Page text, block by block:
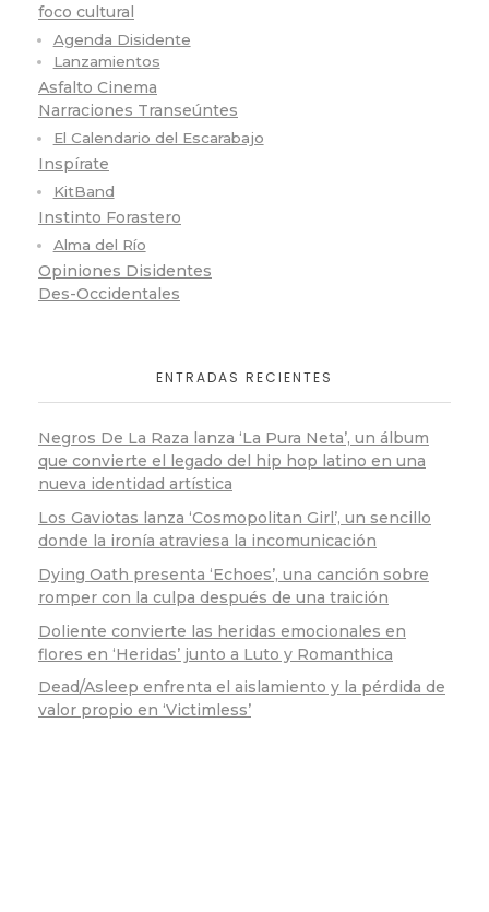
foco cultural
Agenda Disidente
Lanzamientos
Asfalto Cinema
Narraciones Transeúntes
El Calendario del Escarabajo
Inspírate
KitBand
Instinto Forastero
Alma del Río
Opiniones Disidentes
Des-Occidentales
ENTRADAS RECIENTES
Negros De La Raza lanza ‘La Pura Neta’, un álbum
que convierte el legado del hip hop latino en una
nueva identidad artística
Los Gaviotas lanza ‘Cosmopolitan Girl’, un sencillo
donde la ironía atraviesa la incomunicación
Dying Oath presenta ‘Echoes’, una canción sobre
romper con la culpa después de una traición
Doliente convierte las heridas emocionales en
flores en ‘Heridas’ junto a Luto y Romanthica
Dead/Asleep enfrenta el aislamiento y la pérdida de
valor propio en ‘Victimless’